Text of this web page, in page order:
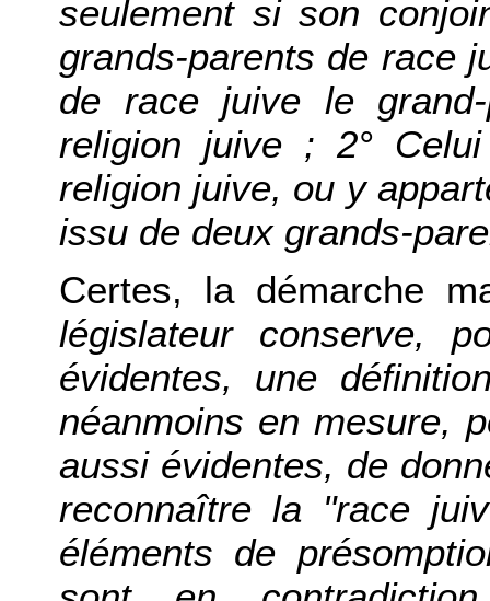
seulement si son
grands-parents de race
de race juive le
religion juive ; 2°
religion juive, ou y
issu de deux grands-
Certes, la démarche
législateur conserve,
évidentes, une
néanmoins en mesure,
aussi évidentes, de
reconnaître la "race
éléments de